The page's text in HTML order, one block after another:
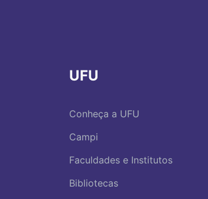
UFU
Conheça a UFU
Campi
Faculdades e Institutos
Bibliotecas